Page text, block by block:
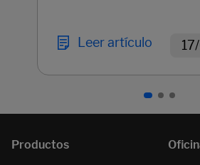
Leer artículo